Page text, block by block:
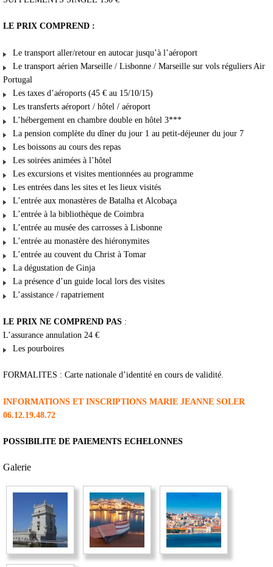
LE PRIX COMPREND :
Le transport aller/retour en autocar jusqu’à l’aéroport
Le transport aérien Marseille / Lisbonne / Marseille sur vols réguliers Air
Portugal
Les taxes d’aéroports (45 € au 15/10/15)
Les transferts aéroport / hôtel / aéroport
L’hébergement en chambre double en hôtel 3***
La pension complète du dîner du jour 1 au petit-déjeuner du jour 7
Les boissons au cours des repas
Les soirées animées à l’hôtel
Les excursions et visites mentionnées au programme
Les entrées dans les sites et les lieux visités
L’entrée aux monastères de Batalha et Alcobaça
L’entrée à la bibliothèque de Coimbra
L’entrée au musée des carrosses à Lisbonne
L’entrée au monastère des hiéronymites
L’entrée au couvent du Christ à Tomar
La dégustation de Ginja
La présence d’un guide local lors des visites
L’assistance / rapatriement
LE PRIX NE COMPREND PAS :
L’assurance annulation 24 €
Les pourboires
FORMALITES : Carte nationale d’identité en cours de validité.
INFORMATIONS ET INSCRIPTIONS MARIE JEANNE SOLER
06.12.19.48.72
POSSIBILITE DE PAIEMENTS ECHELONNES
Galerie